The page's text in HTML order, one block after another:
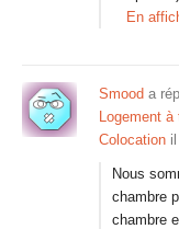
En
Smood a
Logement
Colocation
Nous
chambre
chambre